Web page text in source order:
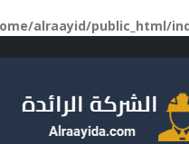
alraayid/public_html/